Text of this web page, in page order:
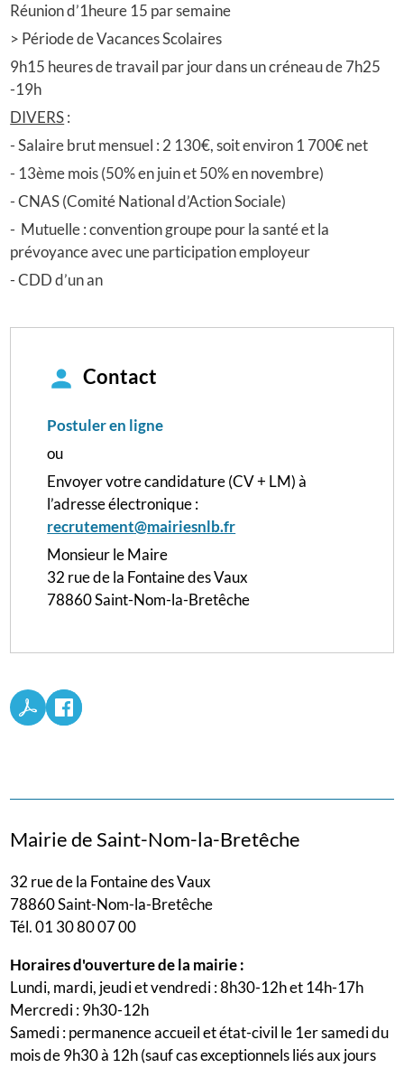
Réunion d’1heure 15 par semaine
> Période de Vacances Scolaires
9h15 heures de travail par jour dans un créneau de 7h25
-19h
DIVERS:
- Salaire brut mensuel : 2 130€, soit environ 1 700€ net
- 13ème mois (50% en juin et 50% en novembre)
- CNAS (Comité National d’Action Sociale)
- Mutuelle : convention groupe pour la santé et la
prévoyance avec une participation employeur
- CDD d’un an
Contact
Postuler en ligne
ou
Envoyer votre candidature (CV + LM) à
l’adresse électronique :
recrutement@mairiesnlb.fr
Monsieur le Maire
32 rue de la Fontaine des Vaux
78860 Saint-Nom-la-Bretêche
Mairie de Saint-Nom-la-Bretêche
32 rue de la Fontaine des Vaux
78860 Saint-Nom-la-Bretêche
Tél. 01 30 80 07 00
Horaires d'ouverture de la mairie :
Lundi, mardi, jeudi et vendredi : 8h30-12h et 14h-17h
Mercredi : 9h30-12h
Samedi : permanence accueil et état-civil le 1er samedi du
mois de 9h30 à 12h (sauf cas exceptionnels liés aux jours